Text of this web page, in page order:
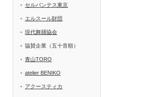
セルバンテス東京
エルスール財団
現代舞踊協会
協賛企業（五十音順）
青山TORO
atelier BENIKO
アクースティカ